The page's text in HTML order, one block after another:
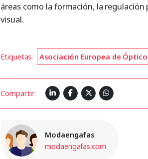
áreas como la formación, la
visual.
Etiquetas: Asociación Europea de
Compartir:
Modaengafas
modaengafas.com